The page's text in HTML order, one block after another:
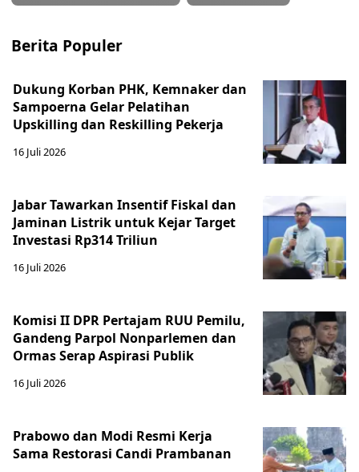
Berita Populer
Dukung Korban PHK, Kemnaker dan
Sampoerna Gelar Pelatihan
Upskilling dan Reskilling Pekerja
16 Juli 2026
Jabar Tawarkan Insentif Fiskal dan
Jaminan Listrik untuk Kejar Target
Investasi Rp314 Triliun
16 Juli 2026
Komisi II DPR Pertajam RUU Pemilu,
Gandeng Parpol Nonparlemen dan
Ormas Serap Aspirasi Publik
16 Juli 2026
Prabowo dan Modi Resmi Kerja
Sama Restorasi Candi Prambanan